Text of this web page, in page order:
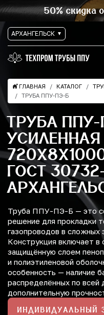
50% скидка
АРХАНГЕЛЬСК
ГЛАВНАЯ КАТАЛОГ
ТРУБА ППУ-ПЭ-Б
ТРУБА
ГОСТ
Труба ППУ-ПЭ-Б — это
решение для прокладки
газопроводов в сложных
Конструкция включает в
защищённую слоем
и полиэтиленовой
особенность — наличие
распределённых по всей
дополнительную
ИНДИВИДУАЛЬНЫЙ